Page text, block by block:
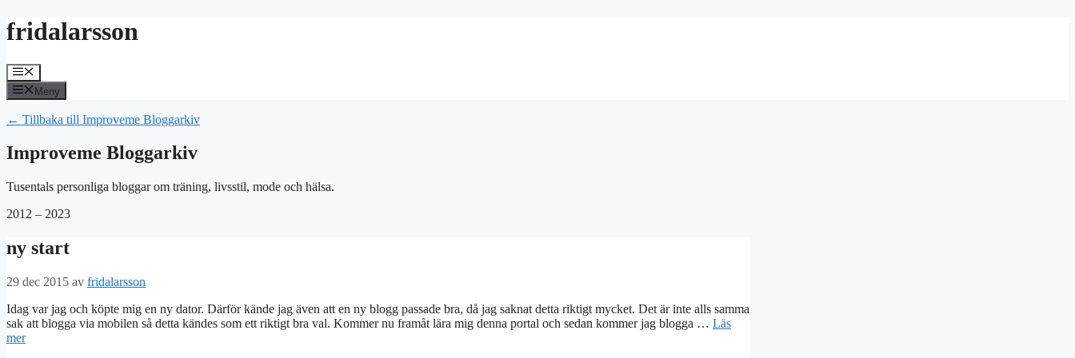
Hoppa
till
fridalarsson
Meny
Meny
← Tillbaka till Improveme Bloggarkiv
Improveme Bloggarkiv
Tusentals personliga bloggar om träning, livsstil, mode och hälsa.
2012 – 2023
ny start
29 dec 2015 av fridalarsson
Idag var jag och köpte mig en ny dator. Därför kände jag även att en ny blogg passade bra, då jag saknat detta riktigt mycket. Det är inte alls samma
sak att blogga via mobilen så detta kändes som ett riktigt bra val. Kommer nu framåt lära mig denna portal och sedan kommer jag blogga … Läs
mer